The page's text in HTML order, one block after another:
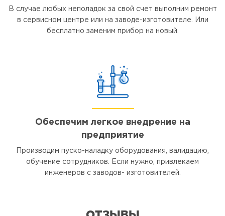
В случае любых неполадок за свой счет выполним ремонт
в сервисном центре или на заводе-изготовителе. Или
бесплатно заменим прибор на новый.
Обеспечим легкое внедрение на
предприятие
Производим пуско-наладку оборудования, валидацию,
обучение сотрудников. Если нужно, привлекаем
инженеров с заводов- изготовителей.